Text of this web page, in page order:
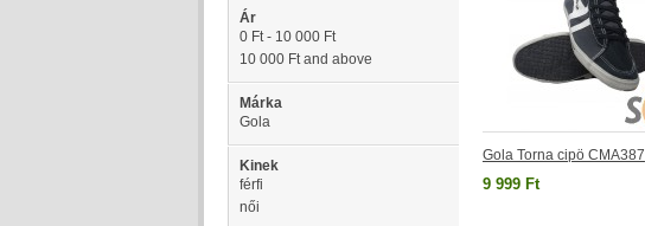
Ár
0 Ft- 10 000 Ft
10 000 Ftand above
Márka
Gola
Kinek
férfi
női
Gola Torna cipö CMA387
9 999 Ft